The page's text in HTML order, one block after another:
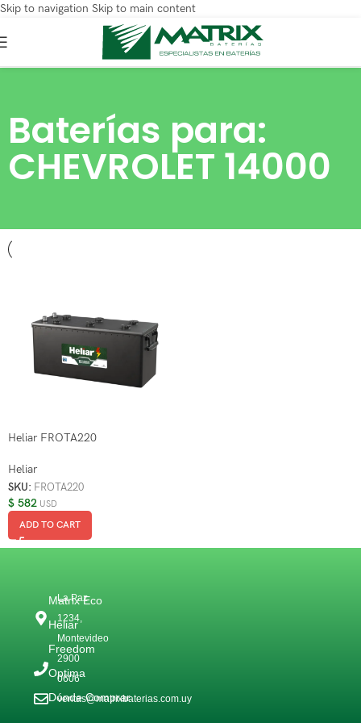
Skip to navigation Skip to main content
Baterías para:
CHEVROLET 14000
Heliar FROTA220
Heliar
SKU: FROTA220
$ 582 USD
ADD TO CART
La Paz
1234,
Montevideo
2900
0606
ventas@matrixbaterias.com.uy
Matrix Eco
Heliar
Freedom
Optima
Dónde Comprar